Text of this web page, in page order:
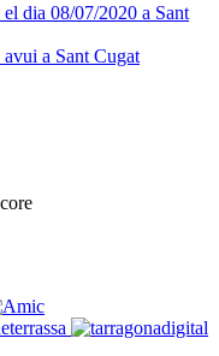
dia 08/07/2020 a Sant
a Sant Cugat